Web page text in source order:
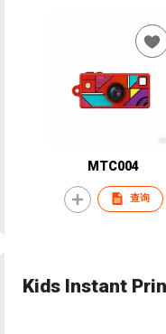
MTC004
查询
Kids Instant